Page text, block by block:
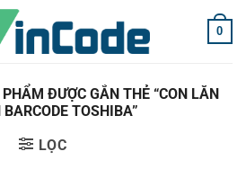
0
ĐƯỢC GẮN THẺ “CON LĂN
TOSHIBA”
LỌC